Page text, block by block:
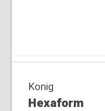
Konig
Hexaform